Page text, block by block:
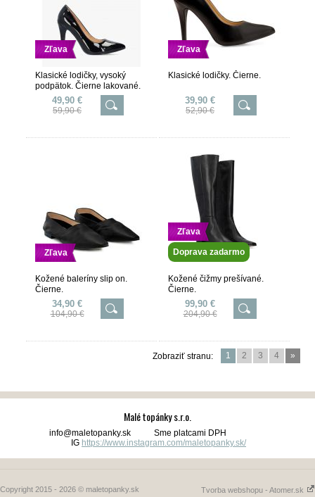
Zľava
Klasické lodičky, vysoký
podpätok. Čierne lakované.
49,90 €
59,90 €
Zľava
Klasické lodičky. Čierne.
39,90 €
52,90 €
Zľava
Kožené baleríny slip on.
Čierne.
34,90 €
104,90 €
Zľava
Doprava zadarmo
Kožené čižmy prešívané.
Čierne.
99,90 €
204,90 €
Zobraziť stranu: 1 2 3 4 »
Malé topánky s.r.o.
info@maletopanky.sk Sme platcami DPH
IG https://www.instagram.com/maletopanky.sk/
Copyright 2015 - 2026 © maletopanky.sk Tvorba webshopu - Atomer.sk